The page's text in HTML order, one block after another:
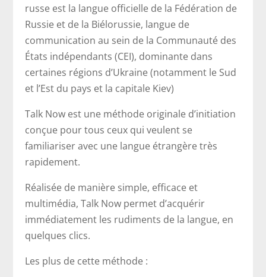
russe est la langue officielle de la Fédération de
Russie et de la Biélorussie, langue de
communication au sein de la Communauté des
États indépendants (CEI), dominante dans
certaines régions d’Ukraine (notamment le Sud
et l’Est du pays et la capitale Kiev)
Talk Now est une méthode originale d’initiation
conçue pour tous ceux qui veulent se
familiariser avec une langue étrangère très
rapidement.
Réalisée de manière simple, efficace et
multimédia, Talk Now permet d’acquérir
immédiatement les rudiments de la langue, en
quelques clics.
Les plus de cette méthode :